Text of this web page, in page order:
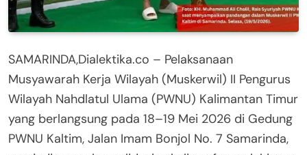
SAMARINDA,Dialektika.co – Pelaksanaan
Musyawarah Kerja Wilayah (Muskerwil) II Pengurus
Wilayah Nahdlatul Ulama (PWNU) Kalimantan Timur
yang berlangsung pada 18–19 Mei 2026 di Gedung
PWNU Kaltim, Jalan Imam Bonjol No. 7 Samarinda,